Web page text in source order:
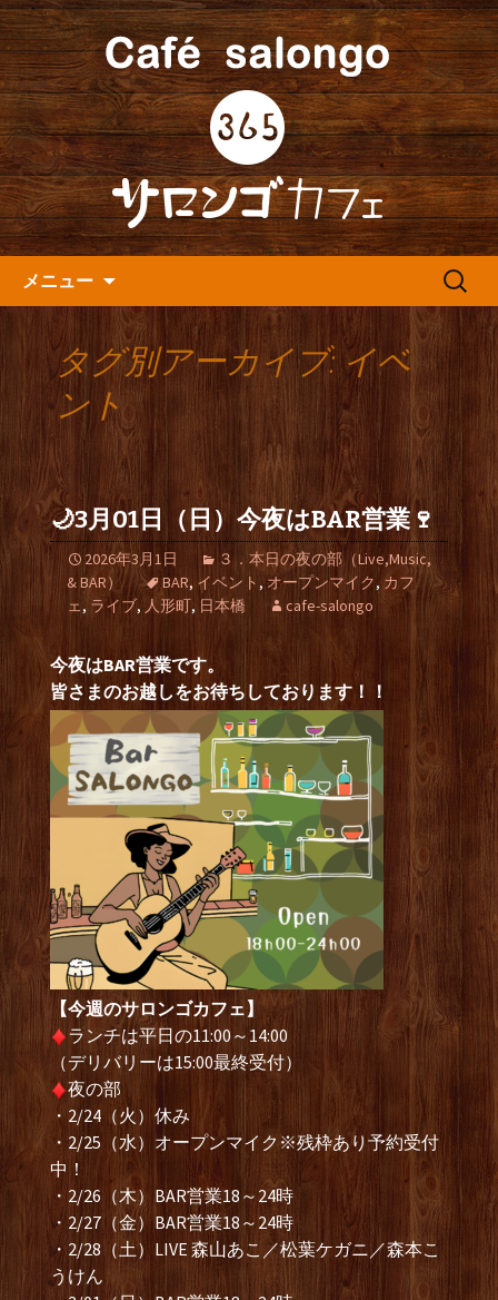
人形町の『365(サロンゴ)カフ
ェ』よりお知らせ
人形町の音楽カフェ『365カフェ』より
最新情報をお届けします。
メニュー
検
タグ別アーカイブ: イベ
ント
🌙3月01日（日）今夜はBAR営業🍷
2026年3月1日
３．本日の夜の部（Live,Music,
& BAR）
BAR, イベント , オープンマイク, カフ
ェ, ライブ, 人形町, 日本橋 cafe-salongo
今夜はBAR営業です。
皆さまのお越しをお待ちしております！！
【今週のサロンゴカフェ】
ランチは平日の11:00～14:00
（デリバリーは15:00最終受付）
夜の部
・2/24（火）休み
・2/25（水）オープンマイク※残枠あり予約受付
中！
・2/26（木）BAR営業18～24時
・2/27（金）BAR営業18～24時
・2/28（土）LIVE 森山あこ／松葉ケガニ／森本こ
うけん